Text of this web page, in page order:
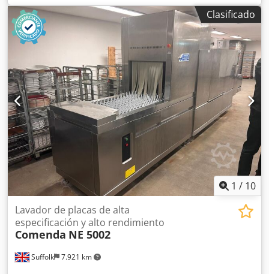
bandejas GN 1/1. Fabricado en acero inoxidable. Base con
ruedas. Conexión: 400 V, enchufe CEE de 32 A.
Dimensiones aproximadas: 880 x 740 x 1630 mm (ancho x
profundidad x alto). Equipo de segunda mano.
Clasificado
1 / 10
Suffolk 7.921 km
Lavador de placas de alta
especificación y alto rendimiento
Comenda NE 5002